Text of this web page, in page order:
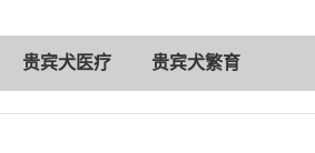
贵宾犬医疗 贵宾犬繁育